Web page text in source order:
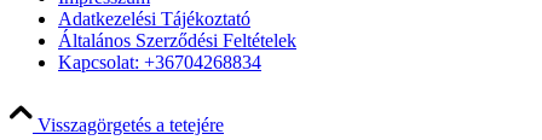
Adatkezelési Tájékoztató
Általános Szerződési Feltételek
Kapcsolat: +36704268834
Visszagörgetés a tetejére